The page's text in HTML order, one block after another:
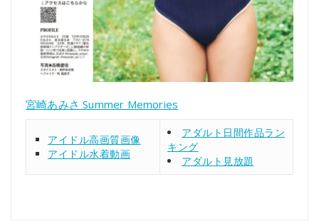
宮崎あみさ Summer Memories
アイドル高画質画像
アイドル水着動画
アダルト日間作品ラン
キング
アダルト見放題